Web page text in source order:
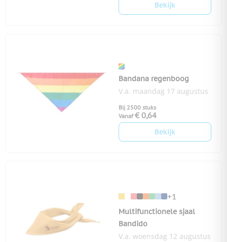
Bekijk
Bandana regenboog
V.a. maandag 17 augustus
Bij 2500 stuks
Vanaf € 0,64
Bekijk
+1
Multifunctionele sjaal
Bandido
V.a. woensdag 12 augustus